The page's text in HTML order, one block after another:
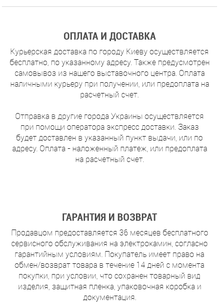
ОПЛАТА И ДОСТАВКА
Курьерская доставка по городу Киеву осуществляется
бесплатно, по указанному адресу. Также предусмотрен
самовывоз из нашего выставочного центра. Оплата
наличными курьеру при получении, или предоплата на
расчетный счет.
Отправка в другие города Украины осуществляется
при помощи оператора экспресс доставки. Заказ
будет доставлен в указанный пункт выдачи, или по
адресу. Оплата - наложенный платеж, или предоплата
на расчетный счет.
ГАРАНТИЯ И ВОЗВРАТ
Продавцом предоставляется 36 месяцев бесплатного
сервисного обслуживания на электрокамин, согласно
гарантийным условиям. Покупатель имеет право на
обмен/возврат товара в течение 14 дней с момента
покупки, при условии, что сохранен товарный вид
изделия, защитная пленка, упаковочная коробка и
документация.